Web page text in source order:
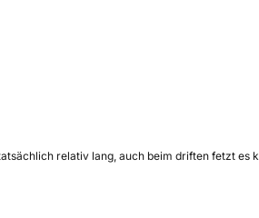
relativ lang, auch beim driften fetzt